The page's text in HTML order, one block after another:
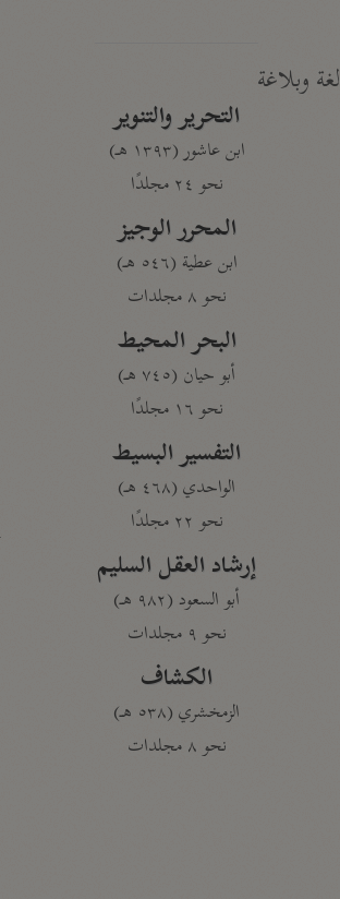
لغة وبلاغة
التحرير والتنوير
ابن عاشور (١٣٩٣ هـ)
نحو ٢٤ مجلدًا
المحرر الوجيز
ابن عطية (٥٤٦ هـ)
نحو ٨ مجلدات
البحر المحيط
أبو حيان (٧٤٥ هـ)
نحو ١٦ مجلدًا
التفسير البسيط
الواحدي (٤٦٨ هـ)
نحو ٢٢ مجلدًا
إرشاد العقل السليم
أبو السعود (٩٨٢ هـ)
نحو ٩ مجلدات
الكشاف
الزمخشري (٥٣٨ هـ)
نحو ٨ مجلدات